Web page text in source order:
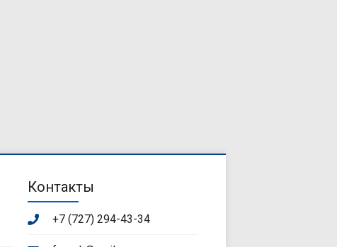
Контакты
+7 (727) 294-43-34